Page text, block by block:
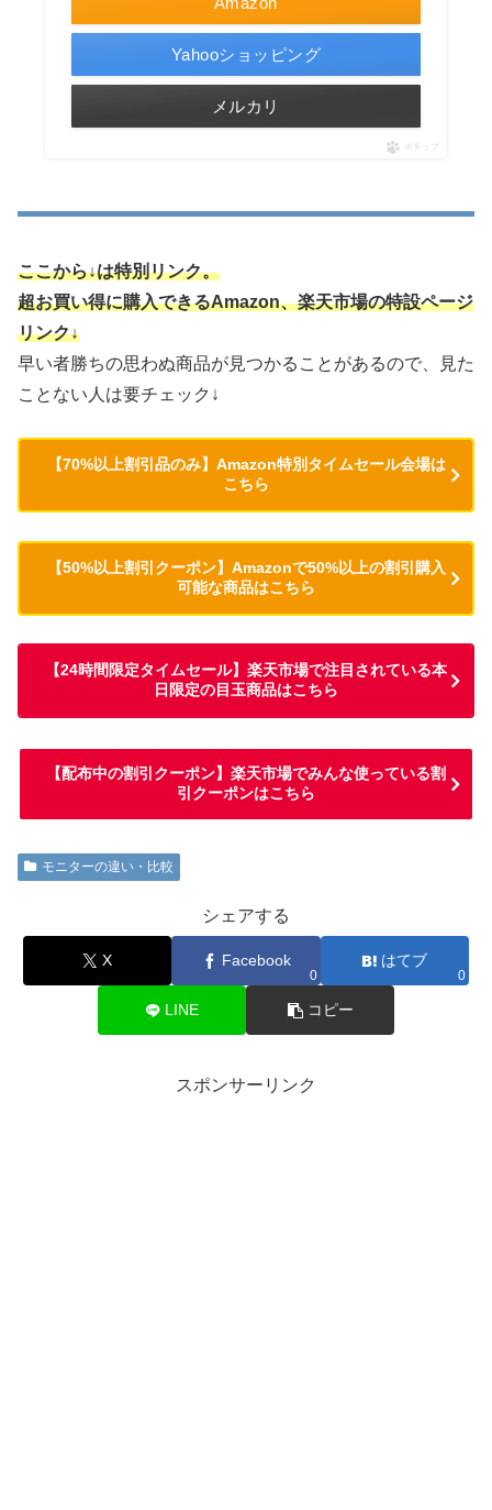
Yahooショッピング
メルカリ
ポチップ
ここから↓は特別リンク。
超お買い得に購入できるAmazon、楽天市場の特設ページ
リンク↓
早い者勝ちの思わぬ商品が見つかることがあるので、見た
ことない人は要チェック↓
【70%以上割引品のみ】Amazon特別タイムセール会場は
こちら
【50%以上割引クーポン】Amazonで50%以上の割引購入
可能な商品はこちら
【24時間限定タイムセール】楽天市場で注目されている本
日限定の目玉商品はこちら
【配布中の割引クーポン】楽天市場でみんな使っている割
引クーポンはこちら
モニターの違い・比較
シェアする
X Facebook
0
はてブ
0
LINE コピー
スポンサーリンク